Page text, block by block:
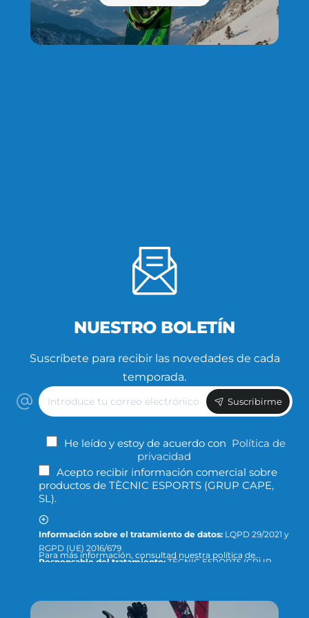
NUESTRO BOLETÍN
Suscríbete para recibir las novedades de cada
temporada.
Introduce
tu
correo
Suscribirme
He leído y estoy de acuerdo con Política de
privacidad
Acepto recibir información comercial sobre
productos de TÈCNIC ESPORTS (GRUP CAPE,
SL).
Información sobre el tratamiento de datos: LQPD 29/2021 y
RGPD (UE) 2016/679
Responsable del tratamiento:
productos.
Para más información, consultad nuestra política de